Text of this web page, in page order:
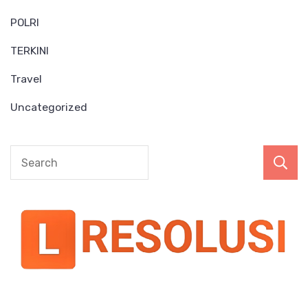
POLRI
TERKINI
Travel
Uncategorized